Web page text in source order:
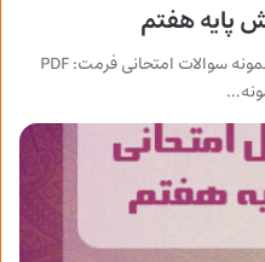
پایه هفتم